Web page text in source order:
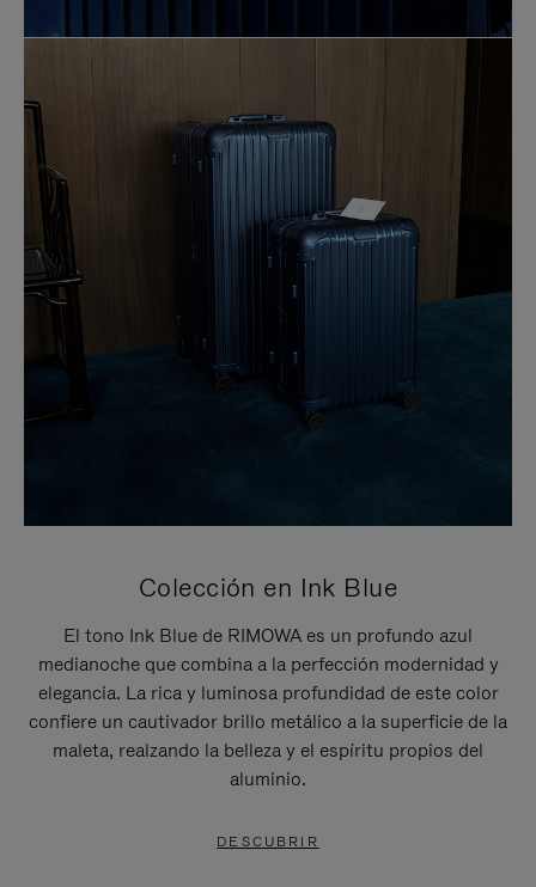
Colección en Ink Blue
El tono Ink Blue de RIMOWA es un profundo azul
medianoche que combina a la perfección modernidad y
elegancia. La rica y luminosa profundidad de este color
confiere un cautivador brillo metálico a la superficie de la
maleta, realzando la belleza y el espíritu propios del
aluminio.
DESCUBRIR